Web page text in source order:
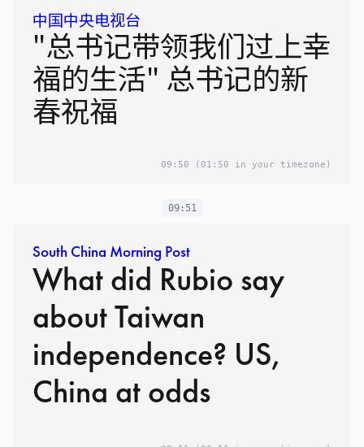
中国中央电视台
"总书记带领我们过上幸
福的生活" 总书记的新
春祝福
09:50 (01:50 in your timezone)
09:51
South China Morning Post
What did Rubio say
about Taiwan
independence? US,
China at odds